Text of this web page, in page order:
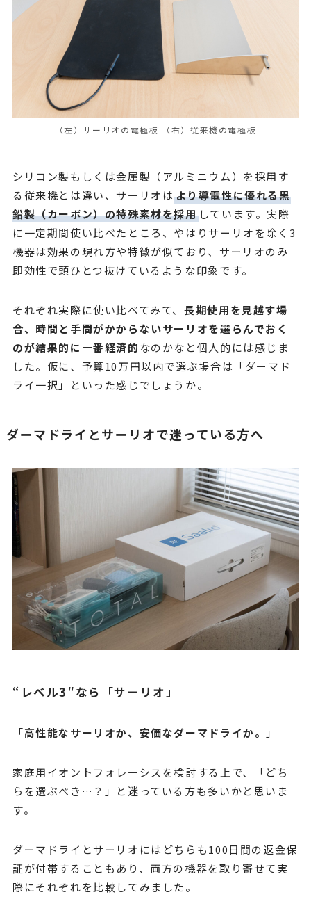
（左）サーリオの電極板 （右）従来機の電極板
シリコン製もしくは金属製（アルミニウム）を採用す
る従来機とは違い、サーリオは より導電性に優れる黒
鉛製（カーボン）の特殊素材を採用しています。実際
に一定期間使い比べたところ、やはりサーリオを除く3
機器は効果の現れ方や特徴が似ており、サーリオのみ
即効性で頭ひとつ抜けているような印象です。
それぞれ実際に使い比べてみて、長期使用を見越す場
合、時間と手間がかからないサーリオを選らんでおく
のが結果的に一番経済的 なのかなと個人的には感じま
した。仮に、予算10万円以内で選ぶ場合は「ダーマド
ライ一択」といった感じでしょうか。
ダーマドライとサーリオで迷っている方へ
“レベル3″なら「サーリオ」
「高性能なサーリオか、安価なダーマドライか。 」
家庭用イオントフォレーシスを検討する上で、「どち
らを選ぶべき…？」と迷っている方も多いかと思いま
す。
ダーマドライとサーリオにはどちらも100日間の返金保
証が付帯することもあり、両方の機器を取り寄せて実
際にそれぞれを比較してみました。